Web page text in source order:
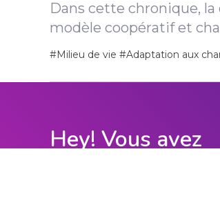
Dans cette chronique, la
modèle coopératif et cha
#Milieu de vie #Adaptation aux
Hey! Vous avez